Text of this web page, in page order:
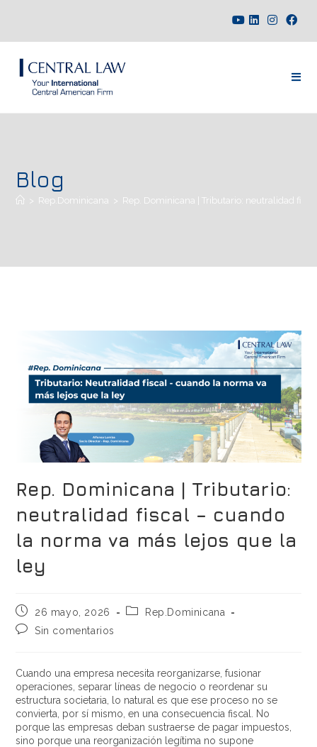
Blog
> Rep.Dominicana > Rep. Dominicana | Tributario: neutralidad
Rep. Dominicana | Tributario:
neutralidad fiscal – cuando
la norma va más lejos que la
ley
26 mayo, 2026
Rep.Dominicana
Sin comentarios
Cuando una empresa necesita reorganizarse, fusionar
operaciones, separar líneas de negocio o reordenar su
estructura societaria, lo natural es que ese proceso no se
convierta, por sí mismo, en una consecuencia fiscal. No
porque las empresas deban sustraerse de pagar impuestos,
sino porque una reorganización legítima no supone